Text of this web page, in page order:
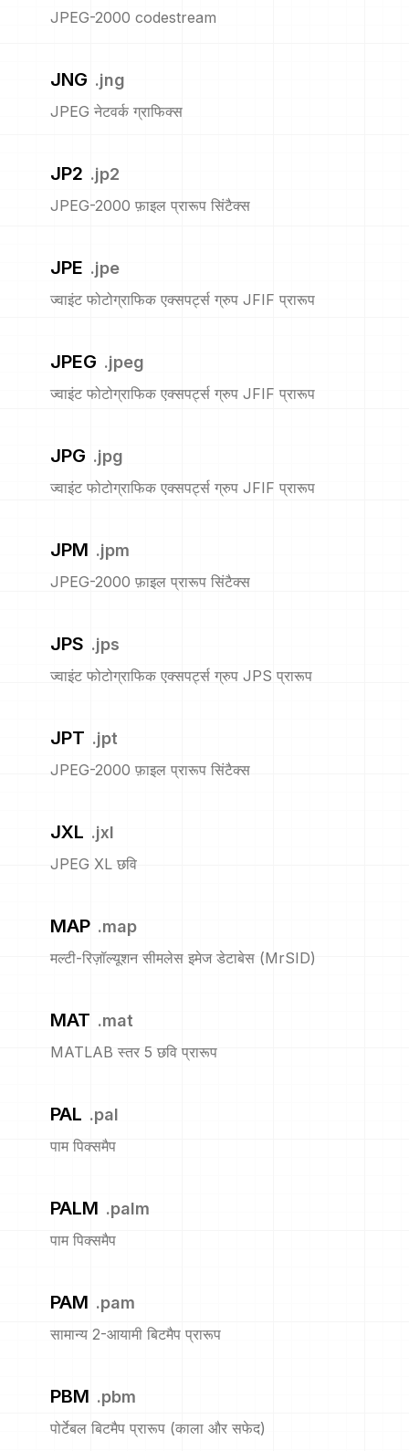
JPEG-2000 codestream
JNG .jng
JPEG नेटवर्क ग्राफिक्स
JP2 .jp2
JPEG-2000 फ़ाइल प्रारूप सिंटैक्स
JPE .jpe
ज्वाइंट फोटोग्राफिक एक्सपर्ट्स ग्रुप JFIF प्रारूप
JPEG .jpeg
ज्वाइंट फोटोग्राफिक एक्सपर्ट्स ग्रुप JFIF प्रारूप
JPG .jpg
ज्वाइंट फोटोग्राफिक एक्सपर्ट्स ग्रुप JFIF प्रारूप
JPM .jpm
JPEG-2000 फ़ाइल प्रारूप सिंटैक्स
JPS .jps
ज्वाइंट फोटोग्राफिक एक्सपर्ट्स ग्रुप JPS प्रारूप
JPT .jpt
JPEG-2000 फ़ाइल प्रारूप सिंटैक्स
JXL .jxl
JPEG XL छवि
MAP .map
मल्टी-रिज़ॉल्यूशन सीमलेस इमेज डेटाबेस (MrSID)
MAT .mat
MATLAB स्तर 5 छवि प्रारूप
PAL .pal
पाम पिक्समैप
PALM .palm
पाम पिक्समैप
PAM .pam
सामान्य 2-आयामी बिटमैप प्रारूप
PBM .pbm
पोर्टेबल बिटमैप प्रारूप (काला और सफेद)